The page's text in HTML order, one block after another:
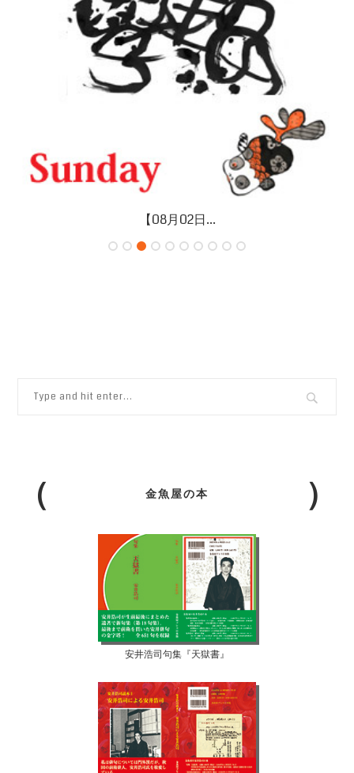
【07月31日...
金魚屋の本
安井浩司句集『天獄書』